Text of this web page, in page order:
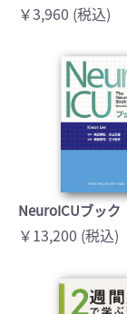
￥3,960 (税込)
NeuroICUブック
￥13,200 (税込)